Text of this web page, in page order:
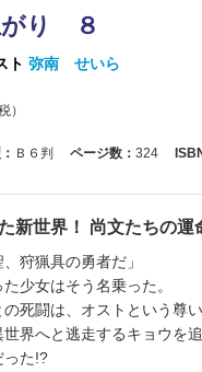
がり ８
ト 弥南 せいら
）
Ｂ６判 ページ数： 324
新世界！ 尚文たちの運
狩猟具の勇者だ」
少女はそう名乗った。
死闘は、オストという尊
界へと逃走するキョウを
った!?